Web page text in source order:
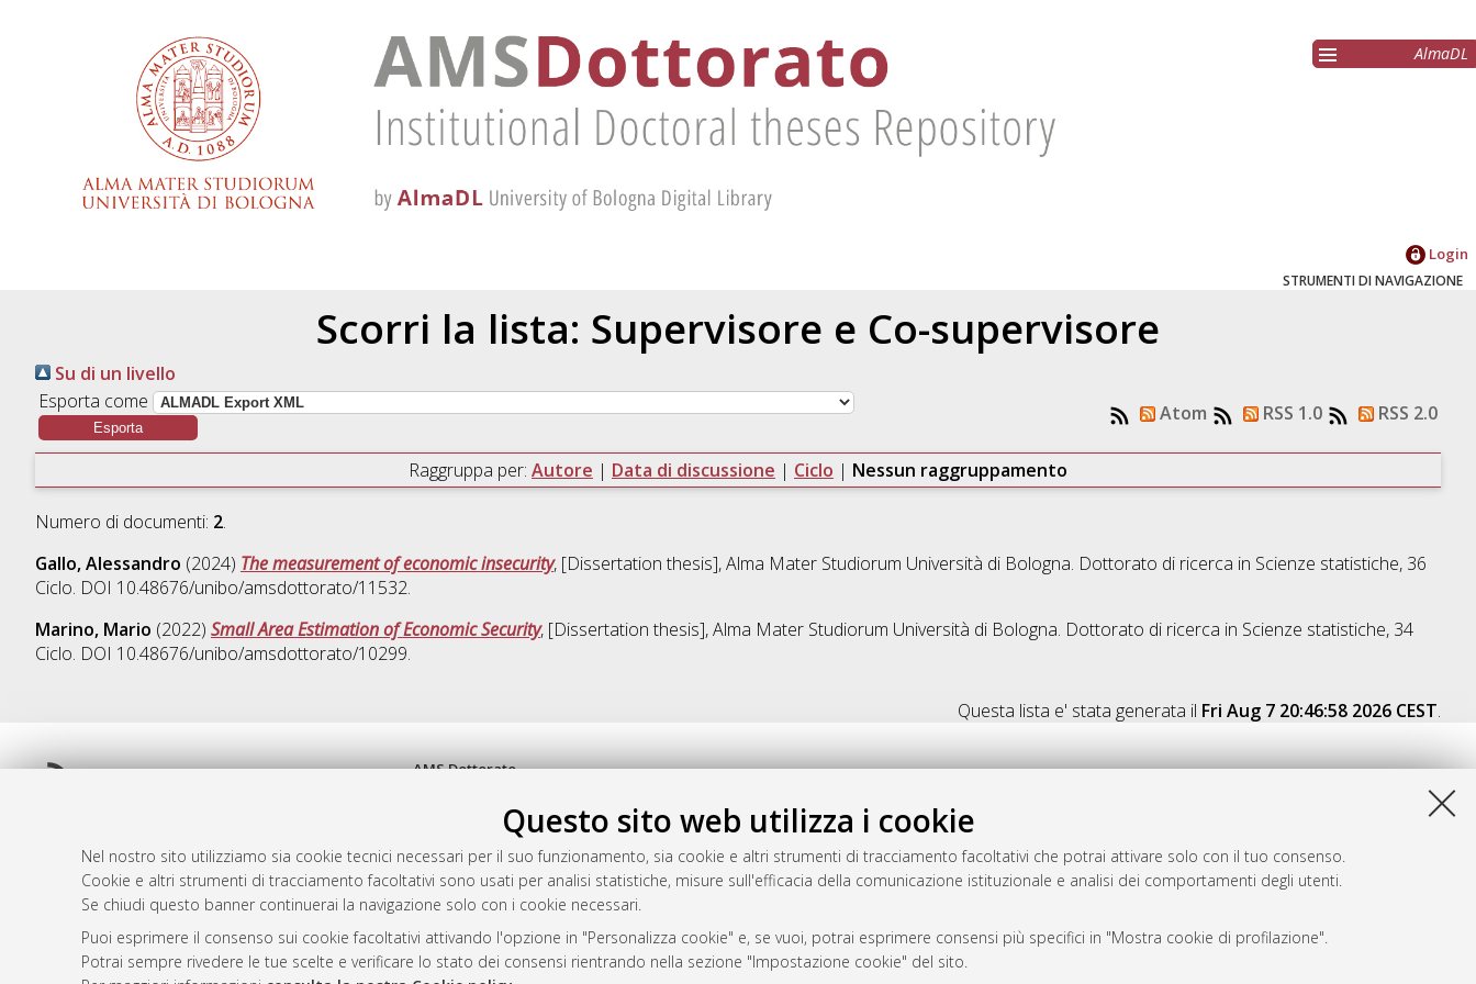
Questo sito web utilizza i cookie
Nel nostro sito utilizziamo sia cookie tecnici necessari per il suo funzionamento, sia cookie e altri strumenti di tracciamento facoltativi che potrai attivare solo con il tuo consenso.
Cookie e altri strumenti di tracciamento facoltativi sono usati per analisi statistiche, misure sull'efficacia della comunicazione istituzionale e analisi dei comportamenti degli utenti.
Se chiudi questo banner continuerai la navigazione solo con i cookie necessari.
Puoi esprimere il consenso sui cookie facoltativi attivando l'opzione in "Personalizza cookie" e, se vuoi, potrai esprimere consensi più specifici in "Mostra cookie di profilazione".
Potrai sempre rivedere le tue scelte e verificare lo stato dei consensi rientrando nella sezione "Impostazione cookie" del sito.
AlmaDL
Login
STRUMENTI DI NAVIGAZIONE
Scorri la lista: Supervisore e Co-supervisore
Su di un livello
Esporta come
Atom RSS 1.0 RSS 2.0
Raggruppa per: Autore | Data di discussione | Ciclo | Nessun raggruppamento
Numero di documenti: 2.
Gallo, Alessandro (2024) The measurement of economic insecurity, [Dissertation thesis], Alma Mater Studiorum Università di Bologna. Dottorato di ricerca in Scienze statistiche, 36
Ciclo. DOI 10.48676/unibo/amsdottorato/11532.
Marino, Mario (2022) Small Area Estimation of Economic Security, [Dissertation thesis], Alma Mater Studiorum Università di Bologna. Dottorato di ricerca in Scienze statistiche, 34
Ciclo. DOI 10.48676/unibo/amsdottorato/10299.
Questa lista e' stata generata il Fri Aug 7 20:46:58 2026 CEST.
Atom
Rss 2.0
AMS Dottorato
Servizio implementato e gestito daAlmaDL
Impostazioni Cookie
Informativa sulla privacy
Condizioni d’uso del sito